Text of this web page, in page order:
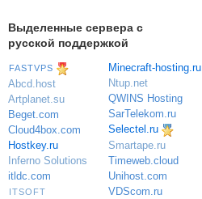
Выделенные сервера с
русской поддержкой
FASTVPS
Abcd.host
Artplanet.su
Beget.com
Cloud4box.com
Hostkey.ru
Inferno Solutions
itldc.com
ITSOFT
Minecraft-hosting.ru
Ntup.net
QWINS Hosting
SarTelekom.ru
Selectel.ru
Smartape.ru
Timeweb.cloud
Unihost.com
VDScom.ru